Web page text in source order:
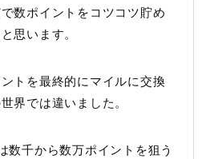
数ポイントをコツコツ貯め
思います。
トを最終的にマイルに交換
世界では違いました。
数千から数万ポイントを狙う